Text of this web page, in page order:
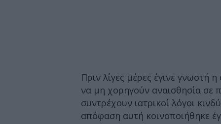
Πριν λίγες μέρες έγινε
να μη χορηγούν αναισθησία σε
συντρέχουν ιατρικοί λόγοι
απόφαση αυτή κοινοποιήθηκε